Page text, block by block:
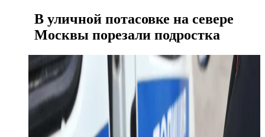
В уличной потасовке на севере
Москвы порезали подростка